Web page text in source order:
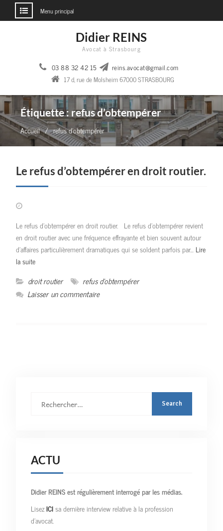
Menu principal
Didier REINS
Avocat à Strasbourg
03 88 32 42 15
reins.avocat@gmail.com
17 d, rue de Molsheim 67000 STRASBOURG
Étiquette : refus d’obtempérer
Accueil refus d’obtempérer
Le refus d’obtempérer en droit routier.
Le refus d’obtempérer en droit routier. Le refus d’obtempérer revient
en droit routier avec une fréquence effrayante et bien souvent autour
d’affaires particulièrement dramatiques qui se soldent parfois par… Lire
la suite
droit routier
refus d'obtempérer
Laisser un commentaire
ACTU
Didier REINS est régulièrement interrogé par les médias.
LisezICIsa dernière interview relative à la profession
d’avocat.